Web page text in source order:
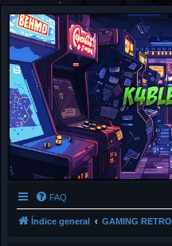
FAQ
Índice general GAMING RETRO